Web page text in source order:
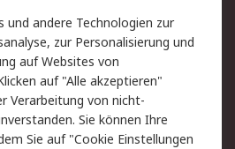
Kontakt
Datenschutz
und andere Technologien zur
zur Personalisierung und
auf Websites von
auf "Alle akzeptieren"
Verarbeitung von nicht-
Sie können Ihre
Sie auf "Cookie Einstellungen